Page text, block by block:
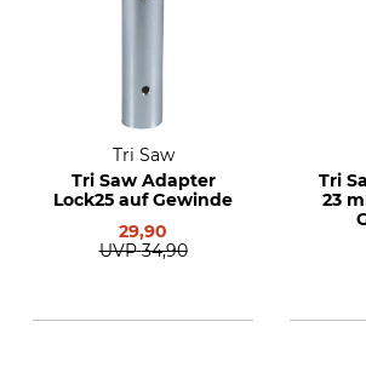
Tri Saw
Tri Saw Adapter
Lock25 auf Gewinde
29,90
UVP 34,90
Tri
23